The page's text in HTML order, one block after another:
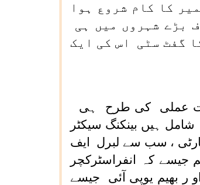
کا کام شروع ہوا
بڑے شہروں میں ہی
گفٹ سٹی اس کی ایک
حکمت عملی کی طرح ہی
ہیں بینکنگ سیکٹر
، سب سے لبرل ایف
جیسے کہ انفراسٹرکچر
ر بھیم یوپی آئی جیسے